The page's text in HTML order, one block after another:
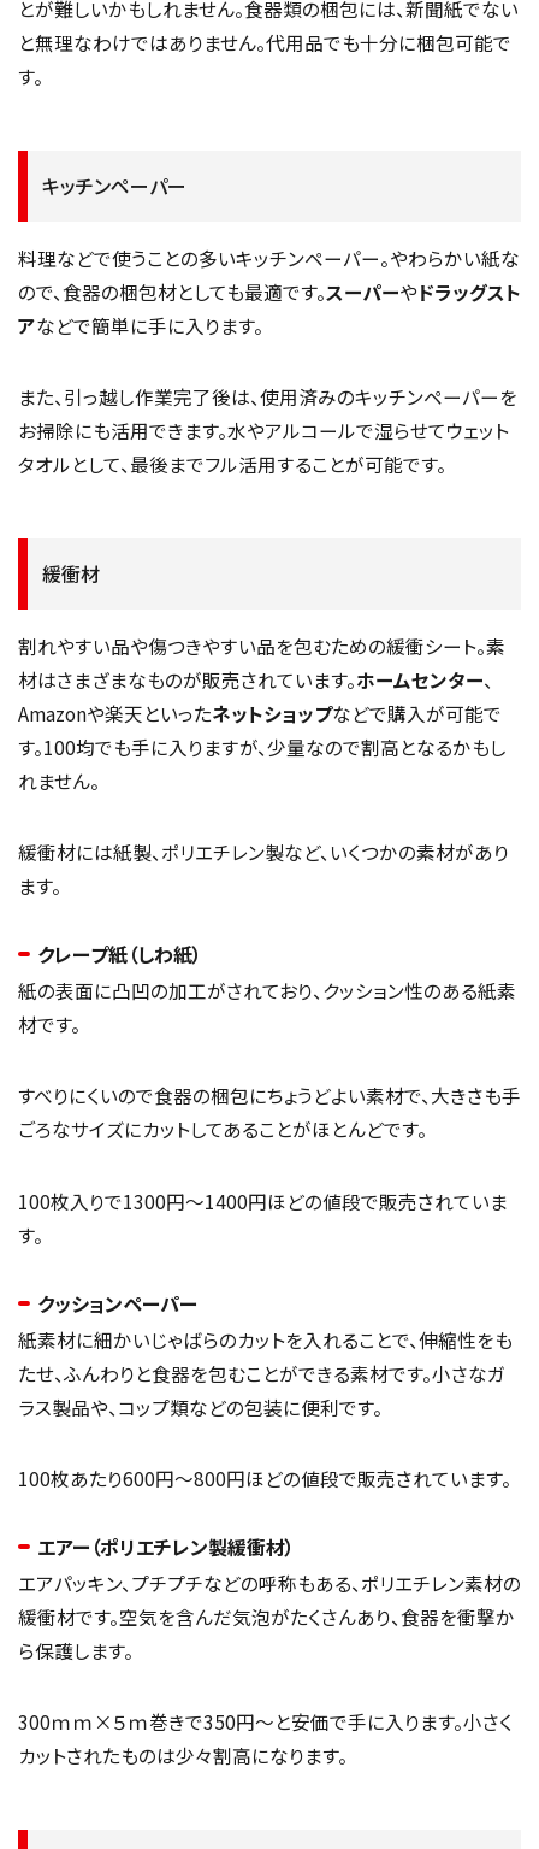
とが難しいかもしれません。食器類の梱包には、新聞紙でない
と無理なわけではありません。代用品でも十分に梱包可能で
す。
キッチンペーパー
料理などで使うことの多いキッチンペーパー。やわらかい紙な
ので、食器の梱包材としても最適です。スーパーやドラッグスト
アなどで簡単に手に入ります。
また、引っ越し作業完了後は、使用済みのキッチンペーパーを
お掃除にも活用できます。水やアルコールで湿らせてウェット
タオルとして、最後までフル活用することが可能です。
緩衝材
割れやすい品や傷つきやすい品を包むための緩衝シート。素
材はさまざまなものが販売されています。ホームセンター、
Amazonや楽天といったネットショップなどで購入が可能で
す。100均でも手に入りますが、少量なので割高となるかもし
れません。
緩衝材には紙製、ポリエチレン製など、いくつかの素材があり
ます。
クレープ紙（しわ紙）
紙の表面に凸凹の加工がされており、クッション性のある紙素
材です。
すべりにくいので食器の梱包にちょうどよい素材で、大きさも手
ごろなサイズにカットしてあることがほとんどです。
100枚入りで1300円～1400円ほどの値段で販売されていま
す。
クッションペーパー
紙素材に細かいじゃばらのカットを入れることで、伸縮性をも
たせ、ふんわりと食器を包むことができる素材です。小さなガ
ラス製品や、コップ類などの包装に便利です。
100枚あたり600円～800円ほどの値段で販売されています。
エアー（ポリエチレン製緩衝材）
エアパッキン、プチプチなどの呼称もある、ポリエチレン素材の
緩衝材です。空気を含んだ気泡がたくさんあり、食器を衝撃か
ら保護します。
300ｍｍ×５ｍ巻きで350円～と安価で手に入ります。小さく
カットされたものは少々割高になります。